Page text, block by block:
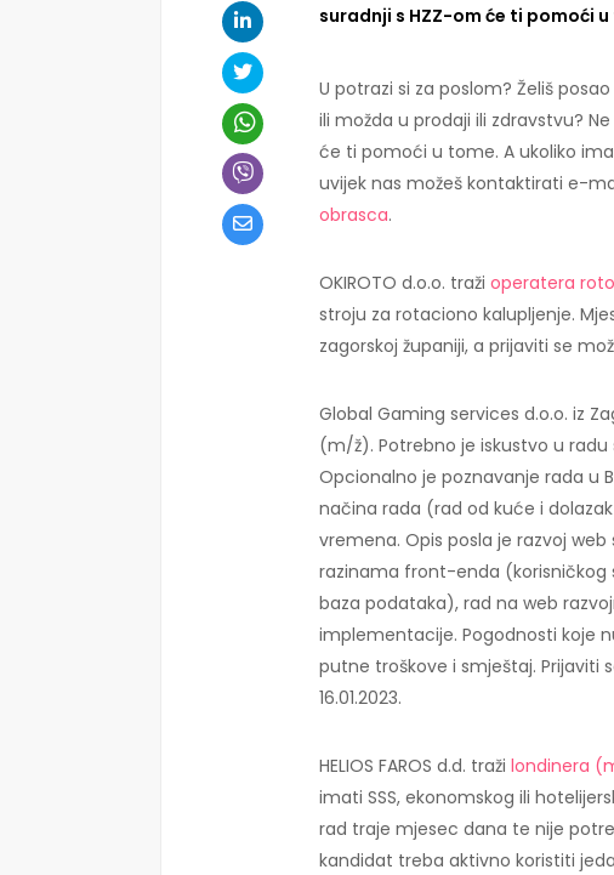
suradnji s HZZ-om će ti pomoći
U potrazi si za poslom? Želiš
ili možda u prodaji ili zdravstvu? Ne
će ti pomoći u tome. A ukoliko
uvijek nas možeš kontaktirati e-
obrasca.
OKIROTO d.o.o. traži operatera
stroju za rotaciono kalupljenje.
zagorskoj županiji, a prijaviti se
Global Gaming services d.o.o. iz
(m/ž). Potrebno je iskustvo u radu s
Opcionalno je poznavanje rada u
načina rada (rad od kuće i
vremena. Opis posla je razvoj
razinama front-enda
baza podataka), rad na web
implementacije. Pogodnosti koje
putne troškove i smještaj. Prijaviti
16.01.2023.
HELIOS FAROS d.d. traži londinera
imati SSS, ekonomskog ili
rad traje mjesec dana te nije
kandidat treba aktivno koristiti